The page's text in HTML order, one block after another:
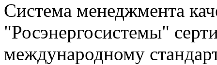
Система менеджмента
"Росэнергосистемы"
международному